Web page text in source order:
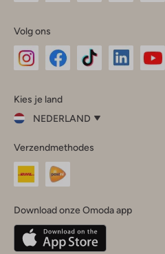
Volg ons
InstagramFacebook
Kies je land
NEDERLAND
je
land
Nederland
Belgique(Français)
Deutschland
Verzendmethodes
Download onze Omoda app